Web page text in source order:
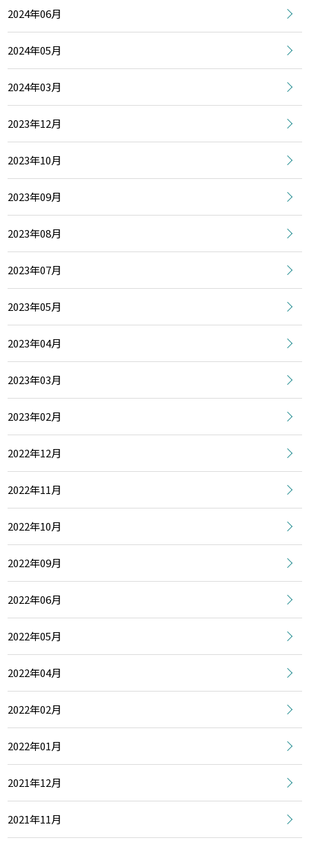
2024年06月
2024年05月
2024年03月
2023年12月
2023年10月
2023年09月
2023年08月
2023年07月
2023年05月
2023年04月
2023年03月
2023年02月
2022年12月
2022年11月
2022年10月
2022年09月
2022年06月
2022年05月
2022年04月
2022年02月
2022年01月
2021年12月
2021年11月